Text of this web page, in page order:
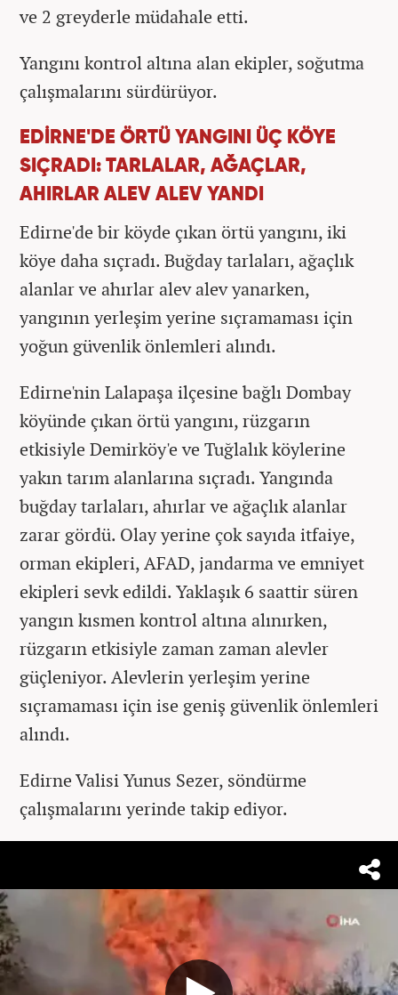
ve 2 greyderle müdahale etti.
Yangını kontrol altına alan ekipler, soğutma
çalışmalarını sürdürüyor.
EDİRNE'DE ÖRTÜ YANGINI ÜÇ KÖYE
SIÇRADI: TARLALAR, AĞAÇLAR,
AHIRLAR ALEV ALEV YANDI
Edirne'de bir köyde çıkan örtü yangını, iki
köye daha sıçradı. Buğday tarlaları, ağaçlık
alanlar ve ahırlar alev alev yanarken,
yangının yerleşim yerine sıçramaması için
yoğun güvenlik önlemleri alındı.
Edirne'nin Lalapaşa ilçesine bağlı Dombay
köyünde çıkan örtü yangını, rüzgarın
etkisiyle Demirköy'e ve Tuğlalık köylerine
yakın tarım alanlarına sıçradı. Yangında
buğday tarlaları, ahırlar ve ağaçlık alanlar
zarar gördü. Olay yerine çok sayıda itfaiye,
orman ekipleri, AFAD, jandarma ve emniyet
ekipleri sevk edildi. Yaklaşık 6 saattir süren
yangın kısmen kontrol altına alınırken,
rüzgarın etkisiyle zaman zaman alevler
güçleniyor. Alevlerin yerleşim yerine
sıçramaması için ise geniş güvenlik önlemleri
alındı.
Edirne Valisi Yunus Sezer, söndürme
çalışmalarını yerinde takip ediyor.